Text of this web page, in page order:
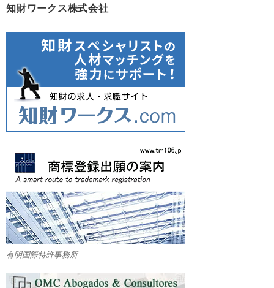
知財ワークス株式会社
有明国際特許事務所